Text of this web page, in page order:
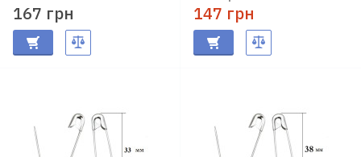
167 грн 147 грн